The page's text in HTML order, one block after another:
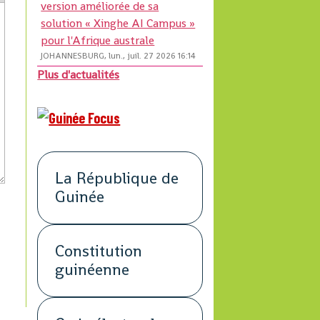
version améliorée de sa
solution « Xinghe AI Campus »
pour l'Afrique australe
JOHANNESBURG, lun., juil. 27 2026 16:14
Plus d'actualités
La République de
Guinée
Constitution
guinéenne